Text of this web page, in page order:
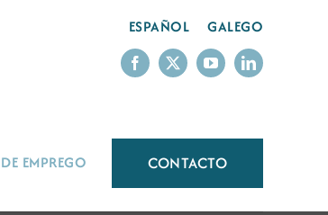
ESPAÑOL GALEGO
EMPREGO CONTACTO